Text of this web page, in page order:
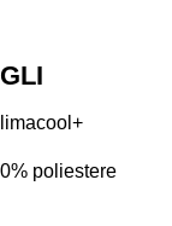
poliestere